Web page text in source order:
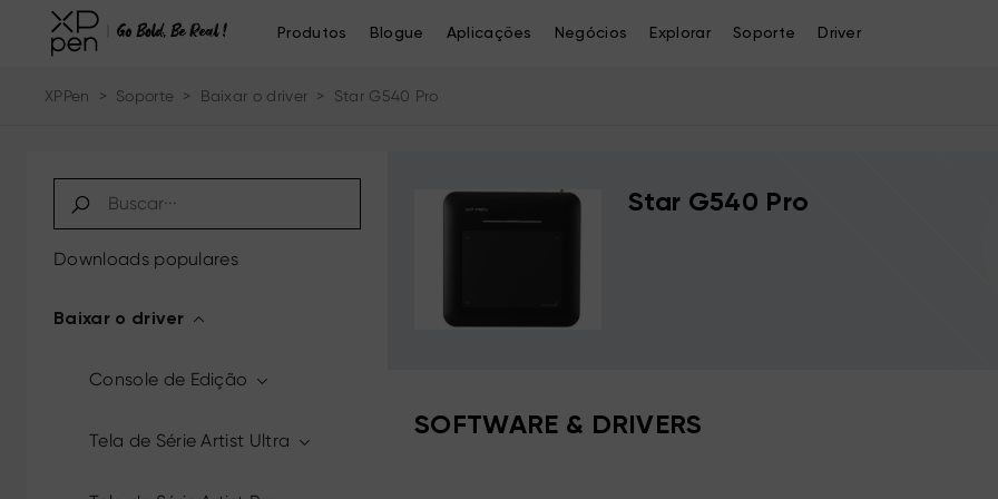
Produtos Blogue Aplicações Negócios Explorar Soporte Driver
XPPen > Soporte > Baixar o driver > Star G540 Pro
Downloads populares
Baixar o driver
Console de Edição
Tela de Série Artist Ultra
Star G540 Pro
SOFTWARE & DRIVERS